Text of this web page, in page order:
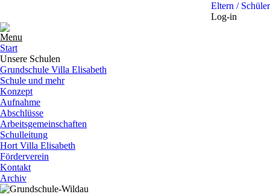
Eltern / Schüler
Log-in
Menu
Start
Unsere Schulen
Grundschule Villa Elisabeth
Schule und mehr
Konzept
Aufnahme
Abschlüsse
Arbeitsgemeinschaften
Schulleitung
Hort Villa Elisabeth
Förderverein
Kontakt
Archiv